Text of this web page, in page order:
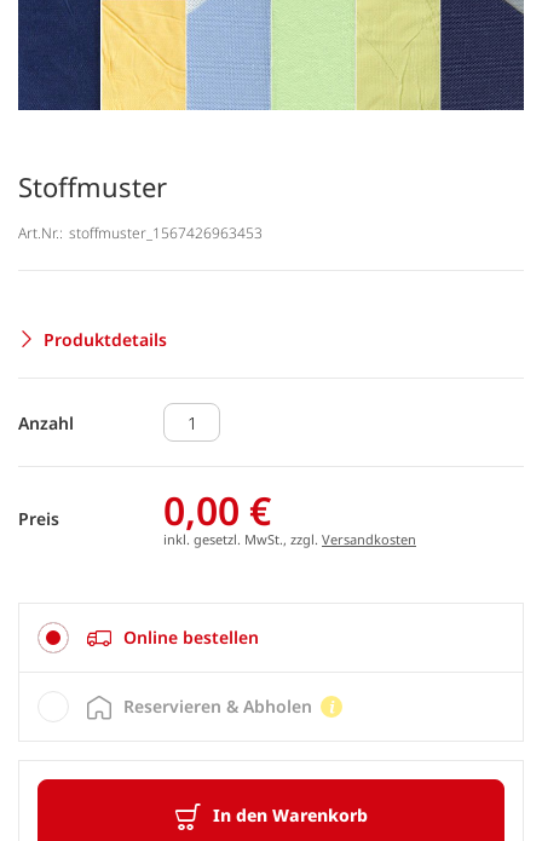
Stoffmuster
Art.Nr.: stoffmuster_1567426963453
Produktdetails
Anzahl
Preis 0,00 €
inkl. gesetzl. MwSt., zzgl. Versandkosten
Online bestellen
In den Warenkorb
Reservieren & Abholen